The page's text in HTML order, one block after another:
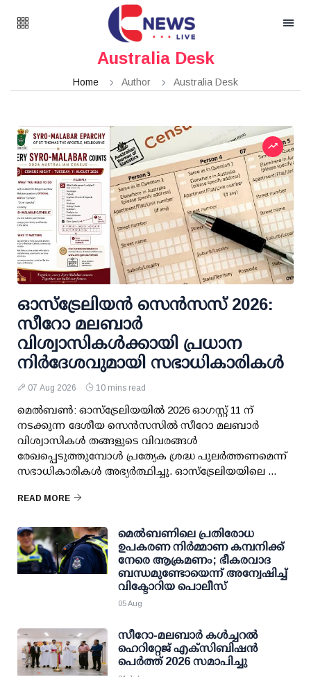
Australia Desk
Home Author Australia Desk
ഓസ്ട്രേലിയൻ സെൻസസ് 2026:
സീറോ മലബാർ
വിശ്വാസികൾക്കായി പ്രധാന
നിർദേശവുമായി സഭാധികാരികൾ
07 Aug 2026 10 mins read
മെൽബൺ: ഓസ്ട്രേലിയയിൽ 2026 ഓഗസ്റ്റ് 11 ന്
നടക്കുന്ന ദേശീയ സെൻസസിൽ സീറോ മലബാർ
വിശ്വാസികൾ തങ്ങളുടെ വിവരങ്ങൾ
രേഖപ്പെടുത്തുമ്പോൾ പ്രത്യേക ശ്രദ്ധ പുലർത്തണമെന്ന്
സഭാധികാരികൾ അഭ്യർത്ഥിച്ചു. ഓസ്ട്രേലിയയിലെ ...
READ MORE
മെല്‍ബണിലെ പ്രതിരോധ
ഉപകരണ നിര്‍മ്മാണ കമ്പനിക്ക്
നേരെ ആക്രമണം; ഭീകരവാദ
ബന്ധമുണ്ടോയെന്ന് അന്വേഷിച്ച്
വിക്ടോറിയ പൊലീസ്
05 Aug
സീറോ-മലബാർ കൾച്ചറൽ
ഹെറിറ്റേജ് എക്സിബിഷൻ
പെർത്ത് 2026 സമാപിച്ചു